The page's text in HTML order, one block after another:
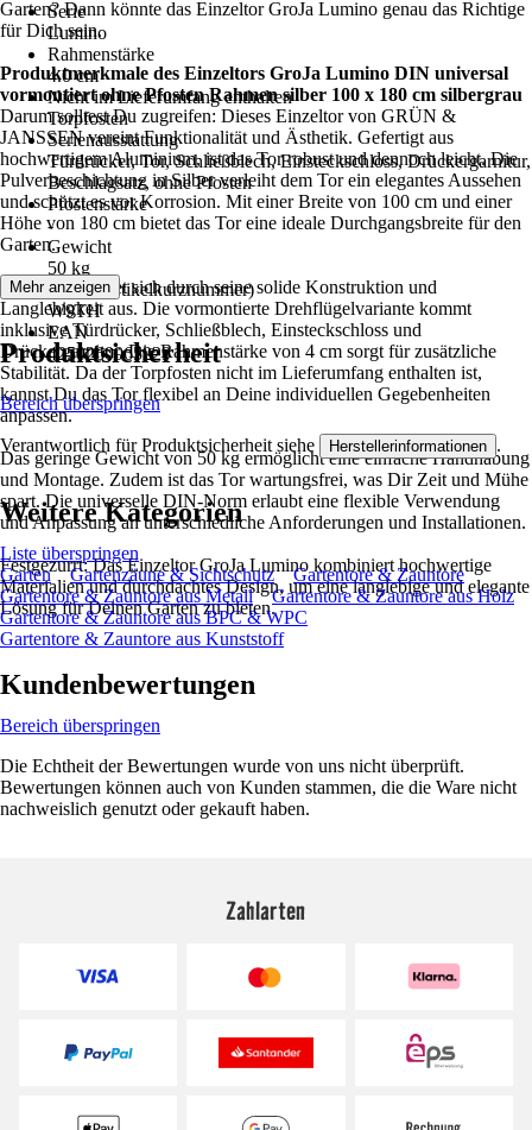
Serie
Lumino
Rahmenstärke
4.0 cm
Nicht im Lieferumfang enthalten
Torpfosten
Serienausstattung
Türdrücker, Tor, Schließblech, Einsteckschloss, Drückergarnitur,
Beschlagsatz, ohne Pfosten
Pfostenstärke
-
Gewicht
50 kg
AKN (Artikelkurznummer)
W9TH
EAN
4250260965229
Garten? Dann könnte das Einzeltor GroJa Lumino genau das Richtige
für Dich sein.
Produktmerkmale des Einzeltors GroJa Lumino DIN universal
vormontiert ohne Pfosten Rahmen silber 100 x 180 cm silbergrau
Darum solltest Du zugreifen: Dieses Einzeltor von GRÜN &
JANSSEN vereint Funktionalität und Ästhetik. Gefertigt aus
hochwertigem Aluminium, ist das Tor robust und dennoch leicht. Die
Pulverbeschichtung in Silber verleiht dem Tor ein elegantes Aussehen
und schützt es vor Korrosion. Mit einer Breite von 100 cm und einer
Höhe von 180 cm bietet das Tor eine ideale Durchgangsbreite für den
Garten.
Das Tor zeichnet sich durch seine solide Konstruktion und
Langlebigkeit aus. Die vormontierte Drehflügelvariante kommt
inklusive Türdrücker, Schließblech, Einsteckschloss und
Drückergarnitur. Die Rahmenstärke von 4 cm sorgt für zusätzliche
Stabilität. Da der Torpfosten nicht im Lieferumfang enthalten ist,
kannst Du das Tor flexibel an Deine individuellen Gegebenheiten
anpassen.
Das geringe Gewicht von 50 kg ermöglicht eine einfache Handhabung
und Montage. Zudem ist das Tor wartungsfrei, was Dir Zeit und Mühe
spart. Die universelle DIN-Norm erlaubt eine flexible Verwendung
und Anpassung an unterschiedliche Anforderungen und Installationen.
Festgezurrt: Das Einzeltor GroJa Lumino kombiniert hochwertige
Materialien und durchdachtes Design, um eine langlebige und elegante
Lösung für Deinen Garten zu bieten.
Mehr anzeigen
Produktsicherheit
Bereich überspringen
Verantwortlich für Produktsicherheit siehe Herstellerinformationen .
Weitere Kategorien
Liste überspringen
Garten
Gartenzäune & Sichtschutz
Gartentore & Zauntore
Gartentore & Zauntore aus Metall
Gartentore & Zauntore aus Holz
Gartentore & Zauntore aus BPC & WPC
Gartentore & Zauntore aus Kunststoff
Kundenbewertungen
Bereich überspringen
Die Echtheit der Bewertungen wurde von uns nicht überprüft.
Bewertungen können auch von Kunden stammen, die die Ware nicht
nachweislich genutzt oder gekauft haben.
Zahlarten